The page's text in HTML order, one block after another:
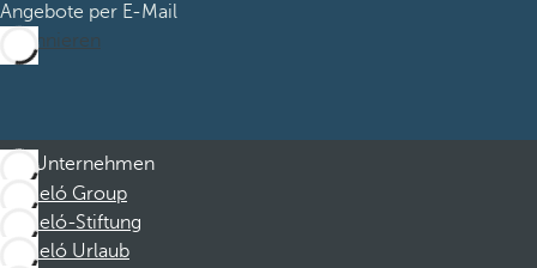
Angebote per E-Mail
Abonnieren
Unternehmen
Barceló Group
Barceló-Stiftung
Barceló Urlaub